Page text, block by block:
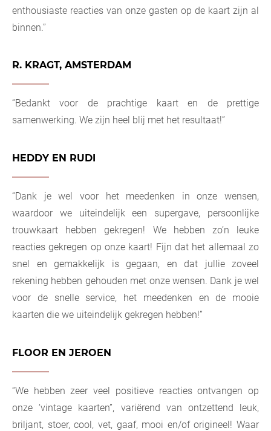
enthousiaste reacties van onze gasten op de kaart zijn al
binnen.”
R. KRAGT, AMSTERDAM
“Bedankt voor de prachtige kaart en de prettige
samenwerking. We zijn heel blij met het resultaat!”
HEDDY EN RUDI
“Dank je wel voor het meedenken in onze wensen,
waardoor we uiteindelijk een supergave, persoonlijke
trouwkaart hebben gekregen! We hebben zo’n leuke
reacties gekregen op onze kaart! Fijn dat het allemaal zo
snel en gemakkelijk is gegaan, en dat jullie zoveel
rekening hebben gehouden met onze wensen. Dank je wel
voor de snelle service, het meedenken en de mooie
kaarten die we uiteindelijk gekregen hebben!”
FLOOR EN JEROEN
“We hebben zeer veel positieve reacties ontvangen op
onze ‘vintage kaarten”, variërend van ontzettend leuk,
briljant, stoer, cool, vet, gaaf, mooi en/of origineel! Waar